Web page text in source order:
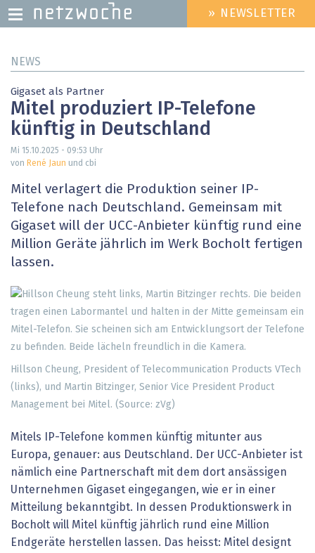
zum
HEADER
MENU
» NEWSLETTER
NEWS
Gigaset als Partner
Mitel produziert IP-Telefone
künftig in Deutschland
Mi 15.10.2025 - 09:53 Uhr
von René Jaun und cbi
Mitel verlagert die Produktion seiner IP-
Telefone nach Deutschland. Gemeinsam mit
Gigaset will der UCC-Anbieter künftig rund eine
Million Geräte jährlich im Werk Bocholt fertigen
lassen.
Hillson Cheung, President of Telecommunication Products VTech
(links), und Martin Bitzinger, Senior Vice President Product
Management bei Mitel. (Source: zVg)
Mitels IP-Telefone kommen künftig mitunter aus
Europa, genauer: aus Deutschland. Der UCC-Anbieter ist
nämlich eine Partnerschaft mit dem dort ansässigen
Unternehmen Gigaset eingegangen, wie er in einer
Mitteilung bekanntgibt. In dessen Produktionswerk in
Bocholt will Mitel künftig jährlich rund eine Million
Endgeräte herstellen lassen. Das heisst: Mitel designt